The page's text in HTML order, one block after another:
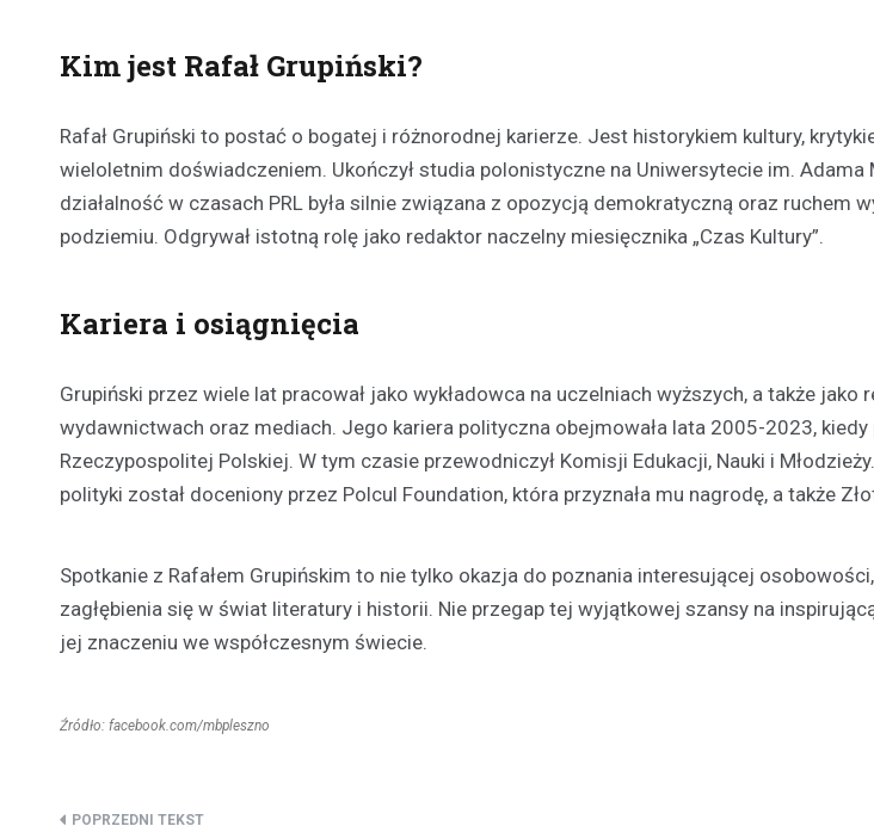
Kim jest Rafał Grupiński?
Rafał Grupiński to postać o bogatej i różnorodnej karierze. Jest historykiem kultury,
wieloletnim doświadczeniem. Ukończył studia polonistyczne na Uniwersytecie im. Adama
działalność w czasach PRL była silnie związana z opozycją demokratyczną oraz ruchem
podziemiu. Odgrywał istotną rolę jako redaktor naczelny miesięcznika „Czas Kultury”.
Kariera i osiągnięcia
Grupiński przez wiele lat pracował jako wykładowca na uczelniach wyższych, a także jako
wydawnictwach oraz mediach. Jego kariera polityczna obejmowała lata 2005-2023, kiedy
Rzeczypospolitej Polskiej. W tym czasie przewodniczył Komisji Edukacji, Nauki i
polityki został doceniony przez Polcul Foundation, która przyznała mu nagrodę, a także
Spotkanie z Rafałem Grupińskim to nie tylko okazja do poznania interesującej
zagłębienia się w świat literatury i historii. Nie przegap tej wyjątkowej szansy na
jej znaczeniu we współczesnym świecie.
Źródło: facebook.com/mbpleszno
deski
18
Już